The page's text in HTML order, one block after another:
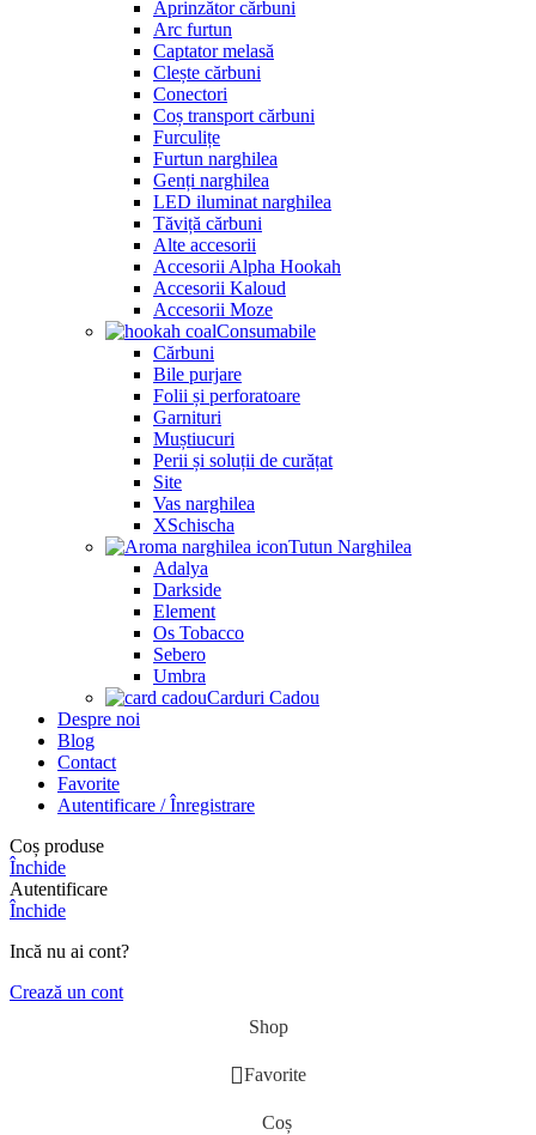
Aprinzător cărbuni
Arc furtun
Captator melasă
Clește cărbuni
Conectori
Coș transport cărbuni
Furculițe
Furtun narghilea
Genți narghilea
LED iluminat narghilea
Tăviță cărbuni
Alte accesorii
Accesorii Alpha Hookah
Accesorii Kaloud
Accesorii Moze
Consumabile
Cărbuni
Bile purjare
Folii și perforatoare
Garnituri
Muștiucuri
Perii și soluții de curățat
Site
Vas narghilea
XSchischa
Tutun Narghilea
Adalya
Darkside
Element
Os Tobacco
Sebero
Umbra
Carduri Cadou
Despre noi
Blog
Contact
Favorite
Autentificare / Înregistrare
Coș produse
Închide
Autentificare
Închide
Incă nu ai cont?
Crează un cont
Shop
Favorite
Coș